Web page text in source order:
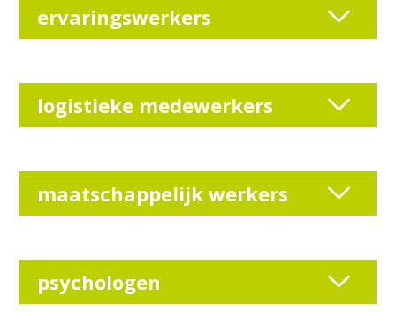
ervaringswerkers
logistieke medewerkers
maatschappelijk werkers
psychologen